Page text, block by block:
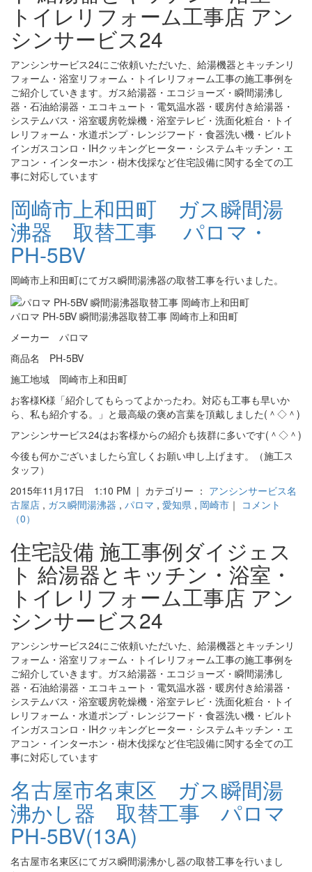
トイレリフォーム工事店 アン
シンサービス24
アンシンサービス24にご依頼いただいた、給湯機器とキッチンリ
フォーム・浴室リフォーム・トイレリフォーム工事の施工事例を
ご紹介していきます。ガス給湯器・エコジョーズ・瞬間湯沸し
器・石油給湯器・エコキュート・電気温水器・暖房付き給湯器・
システムバス・浴室暖房乾燥機・浴室テレビ・洗面化粧台・トイ
レリフォーム・水道ポンプ・レンジフード・食器洗い機・ビルト
インガスコンロ・IHクッキングヒーター・システムキッチン・エ
アコン・インターホン・樹木伐採など住宅設備に関する全ての工
事に対応しています
岡崎市上和田町 ガス瞬間湯
沸器 取替工事 パロマ・
PH-5BV
岡崎市上和田町にてガス瞬間湯沸器の取替工事を行いました。
パロマ PH-5BV 瞬間湯沸器取替工事 岡崎市上和田町
メーカー パロマ
商品名 PH-5BV
施工地域 岡崎市上和田町
お客様K様「紹介してもらってよかったわ。対応も工事も早いか
ら、私も紹介する。」と最高級の褒め言葉を頂戴しました(＾◇＾)
アンシンサービス24はお客様からの紹介も抜群に多いです(＾◇＾)
今後も何かございましたら宜しくお願い申し上げます。（施工ス
タッフ）
2015年11月17日 1:10 PM | カテゴリー ： アンシンサービス名
古屋店 , ガス瞬間湯沸器 , パロマ , 愛知県 , 岡崎市 ｜ コメント
（0）
住宅設備 施工事例ダイジェス
ト 給湯器とキッチン・浴室・
トイレリフォーム工事店 アン
シンサービス24
アンシンサービス24にご依頼いただいた、給湯機器とキッチンリ
フォーム・浴室リフォーム・トイレリフォーム工事の施工事例を
ご紹介していきます。ガス給湯器・エコジョーズ・瞬間湯沸し
器・石油給湯器・エコキュート・電気温水器・暖房付き給湯器・
システムバス・浴室暖房乾燥機・浴室テレビ・洗面化粧台・トイ
レリフォーム・水道ポンプ・レンジフード・食器洗い機・ビルト
インガスコンロ・IHクッキングヒーター・システムキッチン・エ
アコン・インターホン・樹木伐採など住宅設備に関する全ての工
事に対応しています
名古屋市名東区 ガス瞬間湯
沸かし器 取替工事 パロマ
PH-5BV(13A)
名古屋市名東区にてガス瞬間湯沸かし器の取替工事を行いまし